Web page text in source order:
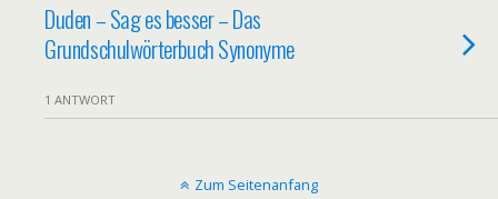
Duden – Sag es besser – Das
Grundschulwörterbuch Synonyme
1 ANTWORT
Zum Seitenanfang